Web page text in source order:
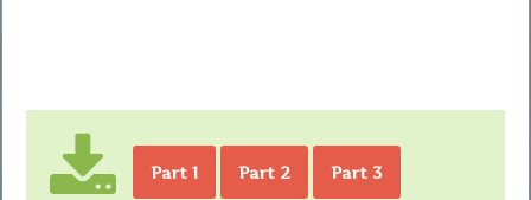
Part 1 Part 2 Part 3